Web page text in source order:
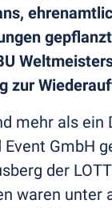
zur
mehr als
Event GmbH
der
waren unter